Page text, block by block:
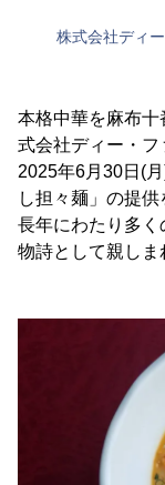
株式会社ディ
本格中華を麻布
式会社ディー・フ
2025年6月30日(
し担々麺」の提供
長年にわたり多
物詩として親しま